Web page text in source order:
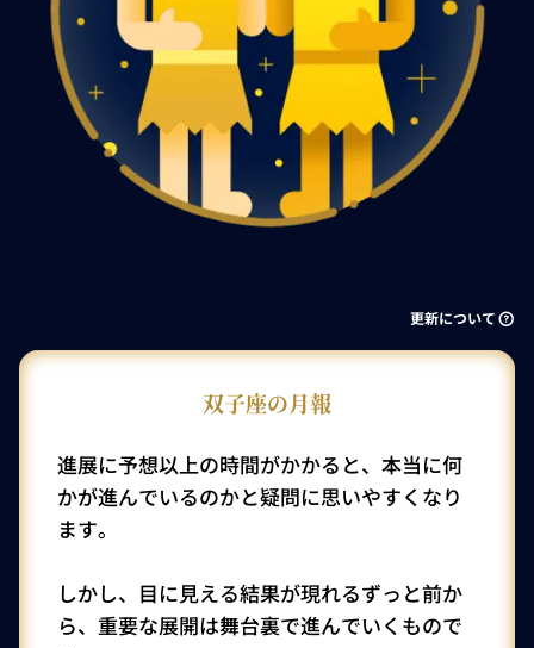
更新について
双子座の月報
進展に予想以上の時間がかかると、本当に何
かが進んでいるのかと疑問に思いやすくなり
ます。
しかし、目に見える結果が現れるずっと前か
ら、重要な展開は舞台裏で進んでいくもので